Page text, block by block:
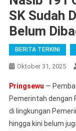
SK Sudah
Belum
BERITA TERKINI
Oktober 31, 2025
Pringsewu —
Pemerintah dengan
di lingkungan
hingga kini belum